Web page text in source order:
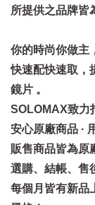
所提供之品牌皆
你的時尚你做主
快速配快速取，
鏡片 。
SOLOMAX致力
安心原廠商品 ·
販售商品皆為原
選購、結帳、售
每個月皆有新品